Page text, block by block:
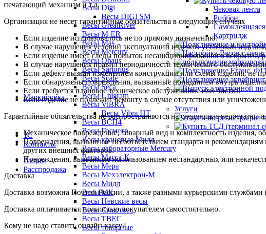
Весы Digi
Весы DIGI SM
Весы GreatRiver
Весы M-ER
Весы Mas
Весы Mercury
Весы Ohaus
Весы Sartorius
Весы Scale
Весы Seca
Весы Unigram
Весы ViBRA
Весы Vibra HT
Весы ВСП4
Весы Госметр
Весы крановые Мидл
Весы лабораторные Mercury
Весы Масса-К
Весы Мера
Весы Мехэлектрон-М
Весы Мидл
Весы МК
Весы Невские весы
Весы Смартвес
Весы ТВЕС
Весы товарные
Чековая лента
Риббон
Самоклеящаяся
Картридж
Маркировка
Услуги
1С
Контакты
Акции
Расспродажа
печатающий механизм и т.д.
Организация не несет гарантийные обязательства в следующих случаях
Если изделие использовалось не по прямому назначению.
В случае нарушения условий эксплуатации изделия, установки
Если изделие имеет следы попыток несанкционированного вскрытия,
В случае нарушения правил периодичности технического
Если дефект вызван изменением конструкции или схемы изделия, не
Если обнаружены повреждения, вызванные попаданием внутрь
Если требуется плановое техническое обслуживание или чистка.
Если изделие не подлежит ремонту в случае отсутствия или
Гарантийные обязательства не распространяются на следующие недостатки
Механическое повреждение, товарный вид и комплектность изделия,
Повреждения, вызванные несоответствием стандарта и
других внешних факторов.
Повреждения, вызванные использованием нестандартных или
Доставка
Доставка возможна Почтой России, а также разными курьерскими
Доставка оплачивается полностью покупателем самостоятельно.
Кому не надо ставить онлайн кассу?